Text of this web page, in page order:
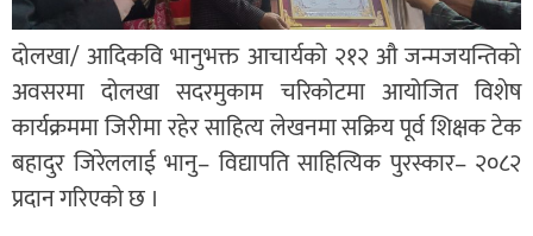
दोलखा/ आदिकवि भानुभक्त आचार्यको २१२ औ जन्मजयन्तिको
अवसरमा दोलखा सदरमुकाम चरिकोटमा आयोजित विशेष
कार्यक्रममा जिरीमा रहेर साहित्य लेखनमा सक्रिय पूर्व शिक्षक टेक
बहादुर जिरेललाई भानु– विद्यापति साहित्यिक पुरस्कार– २०८२
प्रदान गरिएको छ ।